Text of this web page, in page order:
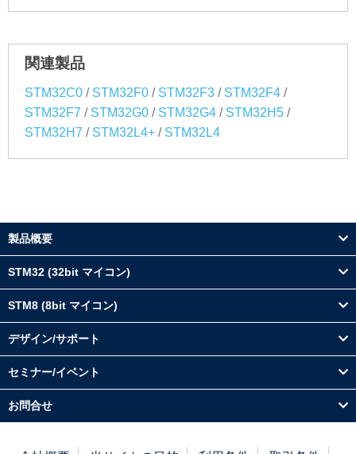
関連製品
STM32C0 / STM32F0 / STM32F3 / STM32F4 /
STM32F7 / STM32G0 / STM32G4 / STM32H5 /
STM32H7 / STM32L4+ / STM32L4
製品概要
STM32 (32bit マイコン)
STM8 (8bit マイコン)
デザイン/サポート
セミナー/イベント
お問合せ